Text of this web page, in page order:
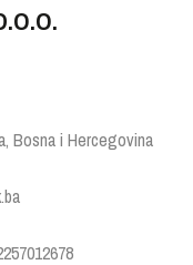
Bosna i Hercegovina